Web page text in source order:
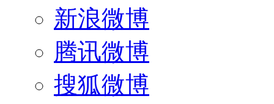
新浪微博
腾讯微博
搜狐微博